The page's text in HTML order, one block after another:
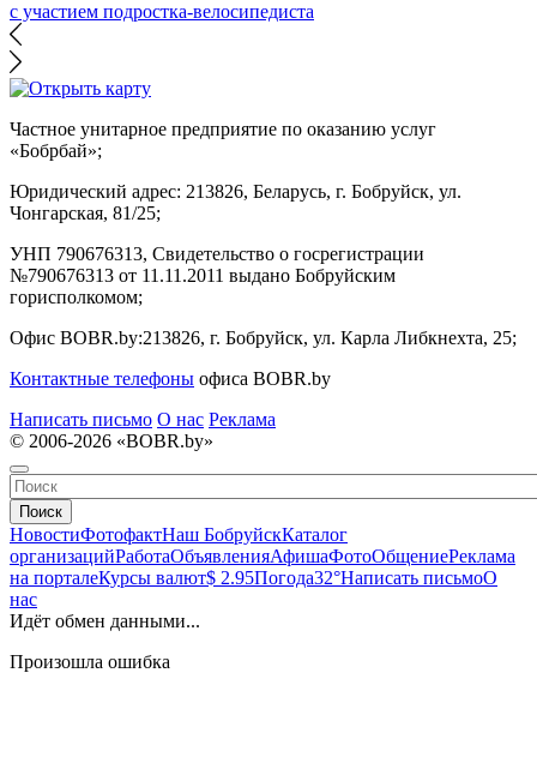
с участием подростка-велосипедиста
Частное унитарное предприятие по оказанию услуг
«Бобрбай»;
Юридический адрес: 213826, Беларусь, г. Бобруйск, ул.
Чонгарская, 81/25;
УНП 790676313, Свидетельство о госрегистрации
№790676313 от 11.11.2011 выдано Бобруйским
горисполкомом;
Офис BOBR.by:213826, г. Бобруйск, ул. Карла Либкнехта, 25;
Контактные телефоны офиса BOBR.by
Написать письмо О нас Реклама
© 2006-2026 «BOBR.by»
Поиск
НовостиФотофактНаш БобруйскКаталог
организацийРаботаОбъявленияАфишаФотоОбщениеРеклама
на порталеКурсы валют$ 2.95Погода32°Написать письмоО
нас
Идёт обмен данными...
Произошла ошибка